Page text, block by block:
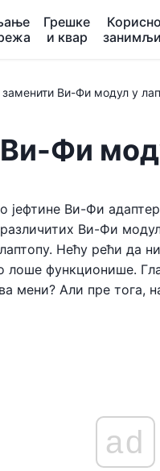
Грешке
и квар
заменити Ви-Фи модул у
Фи
јефтине Ви-Фи
Ви-Фи
Нећу рећи да
лоше функционише.
мени? Али пре тога,
ad